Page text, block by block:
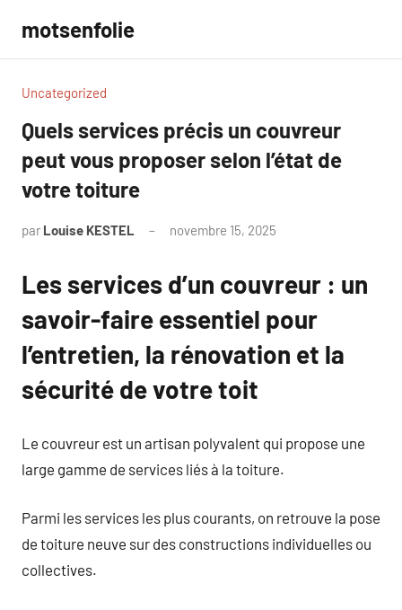
contenu
motsenfolie
Uncategorized
Quels services précis un couvreur
peut vous proposer selon l’état de
votre toiture
par Louise KESTEL novembre 15, 2025
Les services d’un couvreur : un
savoir-faire essentiel pour
l’entretien, la rénovation et la
sécurité de votre toit
Le couvreur est un artisan polyvalent qui propose une
large gamme de services liés à la toiture.
Parmi les services les plus courants, on retrouve la pose
de toiture neuve sur des constructions individuelles ou
collectives.